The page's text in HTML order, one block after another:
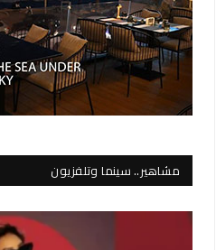
مشاهير.. سينما وتلفزيون